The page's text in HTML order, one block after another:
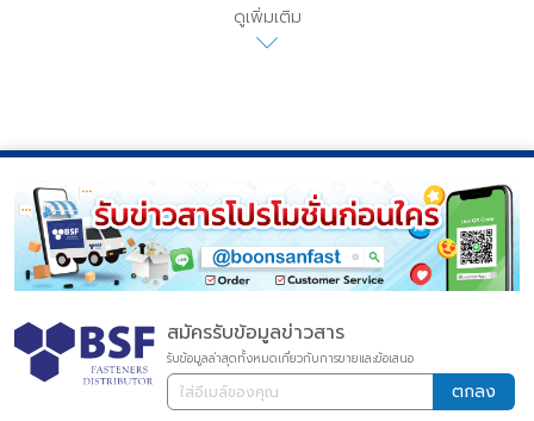
ดูเพิ่มเติม
สมัครรับข้อมูลข่าวสาร
รับข้อมูลล่าสุดทั้งหมดเกี่ยวกับการขายและข้อเสนอ
ตกลง